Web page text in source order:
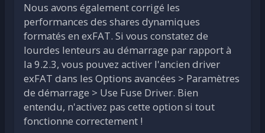
Nous avons également corrigé les
performances des shares dynamiques
formatés en exFAT. Si vous constatez de
lourdes lenteurs au démarrage par rapport à
la 9.2.3, vous pouvez activer l'ancien driver
exFAT dans les Options avancées > Paramètres
de démarrage > Use Fuse Driver. Bien
entendu, n'activez pas cette option si tout
fonctionne correctement !